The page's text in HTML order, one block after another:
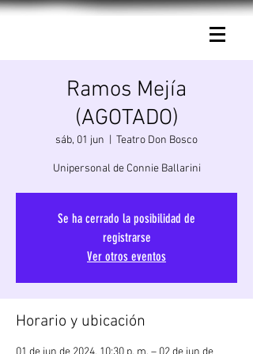
Ramos Mejía
(AGOTADO)
sáb, 01 jun Teatro Don Bosco
Unipersonal de Connie Ballarini
Se ha cerrado la posibilidad de
registrarse
Ver otros eventos
Horario y ubicación